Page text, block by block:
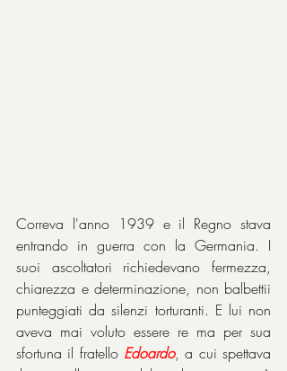
Correva l'anno 1939 e il Regno stava
entrando in guerra con la Germania. I
suoi ascoltatori richiedevano fermezza,
chiarezza e determinazione, non balbettii
punteggiati da silenzi torturanti. E lui non
aveva mai voluto essere re ma per sua
sfortuna il fratello Edoardo, a cui spettava